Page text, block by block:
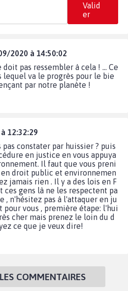
Valid
er
2020 à 14:50:02
pas ressembler à cela ! ... Ce
lequel va le progrès pour le bie
par notre planète !
12:32:29
constater par huissier ? puis
en justice en vous appuya
Il faut que vous preni
droit public et environnemen
jamais rien . Il y a des lois en F
gens là ne les respectent pa
, n'hésitez pas à l'attaquer en ju
pour vous , première étape: l'hui
cher mais prenez le loin du d
ce que je veux dire!
COMMENTAIRES